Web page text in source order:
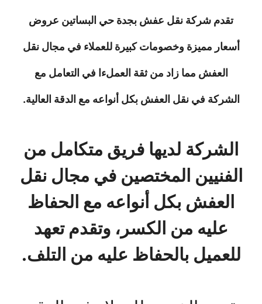
تقدم شركة نقل عفش بجدة حي البساتين عروض
أسعار مميزة وخصومات كبيرة للعملاء في مجال نقل
العفش مما زاد من ثقة العملءا في التعامل مع
الشركة في نقل العفش بكل أنواعه مع الدقة العالية.
الشركة لديها فريق متكامل من
الفنيين المختصين في مجال نقل
العفش بكل أنواعه مع الحفاظ
عليه من الكسر، وتقدم تعهد
للعميل بالحفاظ عليه من التلف.